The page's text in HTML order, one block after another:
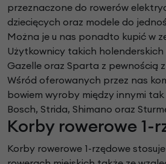
przeznaczone do rowerów
dziecięcych oraz modele do
Można je u nas ponadto kupić w
Użytkownicy takich holenderskich
Gazelle oraz Sparta z pewnością
Wśród oferowanych przez nas
bowiem wyroby między innymi
Bosch, Strida, Shimano oraz
Korby rowerowe 1-
Korby rowerowe 1-rzędowe